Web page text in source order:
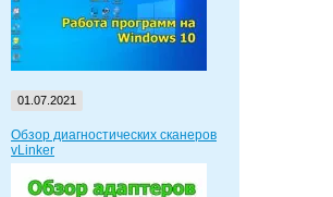
01.07.2021
Обзор диагностических сканеров
vLinker